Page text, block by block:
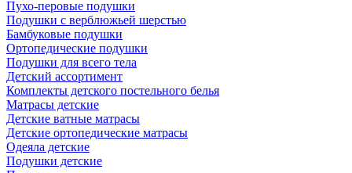
Пухо-перовые подушки
Подушки с верблюжьей шерстью
Бамбуковые подушки
Ортопедические подушки
Подушки для всего тела
Детский ассортимент
Комплекты детского постельного белья
Матрасы детские
Детские ватные матрасы
Детские ортопедические матрасы
Одеяла детские
Подушки детские